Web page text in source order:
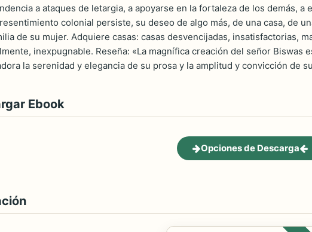
a ataques de letargia, a apoyarse en la fortaleza de los demás,
colonial persiste, su deseo de algo más, de una casa, de
de su mujer. Adquiere casas: casas desvencijadas, insatisfactorias,
inexpugnable. Reseña: «La magnífica creación del señor
la serenidad y elegancia de su prosa y la amplitud y convicción de
Ebook
Opciones de Descarga